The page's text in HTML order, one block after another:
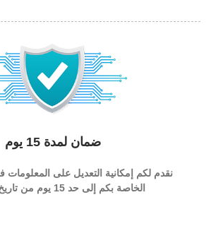
ضمان لمدة 15 يوم
نقدم لكم إمكانية التعديل على المعلومات
الخاصة بكم إلى حد 15 يوم من تاريخ الإستلام.